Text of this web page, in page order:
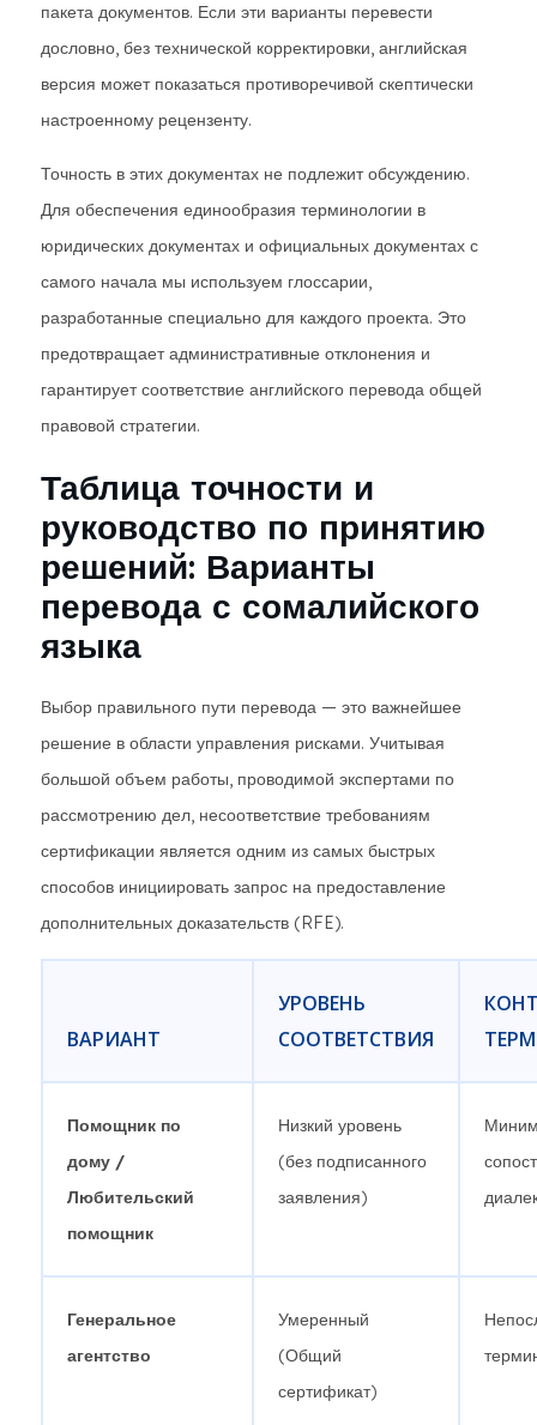
пакета документов. Если эти варианты перевести
дословно, без технической корректировки, английская
версия может показаться противоречивой скептически
настроенному рецензенту.
Точность в этих документах не подлежит обсуждению.
Для обеспечения единообразия терминологии в
юридических документах и ​​официальных документах с
самого начала мы используем глоссарии,
разработанные специально для каждого проекта. Это
предотвращает административные отклонения и
гарантирует соответствие английского перевода общей
правовой стратегии.
Таблица точности и
руководство по принятию
решений: Варианты
перевода с сомалийского
языка
Выбор правильного пути перевода — это важнейшее
решение в области управления рисками. Учитывая
большой объем работы, проводимой экспертами по
рассмотрению дел, несоответствие требованиям
сертификации является одним из самых быстрых
способов инициировать запрос на предоставление
дополнительных доказательств (RFE).
ВАРИАНТ
УРОВЕНЬ
СООТВЕТСТВИЯ
Помощник по
дому /
Любительский
помощник
Низкий уровень
(без подписанного
заявления)
Генеральное
агентство
Умеренный
(Общий
сертификат)